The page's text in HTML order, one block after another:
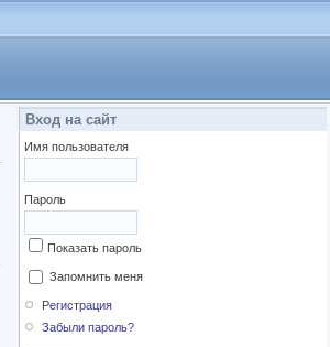
Вход на сайт
Имя пользователя
Пароль
Показать пароль
Запомнить меня
Регистрация
Забыли пароль?